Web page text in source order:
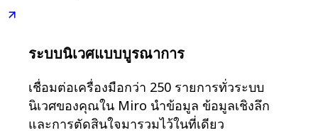
การออกแบบและ UX
ผู้นำผลิตภัณฑ์และฝ่ายปฏิบัติการ
การดำเนินงาน
การตลาด
ระบบนิเวศแบบบูรณาการ
เชื่อมต่อเครื่องมือกว่า 250 รายการทั่วระบบ
นิเวศของคุณใน Miro นำข้อมูล ข้อมูลเชิงลึก
และการตัดสินใจมารวมไว้ในที่เดียว